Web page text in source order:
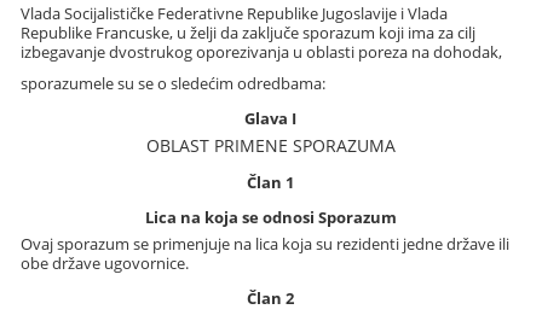
Vlada Socijalističke Federativne Republike Jugoslavije i Vlada
Republike Francuske, u želji da zaključe sporazum koji ima za cilj
izbegavanje dvostrukog oporezivanja u oblasti poreza na dohodak,
sporazumele su se o sledećim odredbama:
Glava I
OBLAST PRIMENE SPORAZUMA
Član 1
Lica na koja se odnosi Sporazum
Ovaj sporazum se primenjuje na lica koja su rezidenti jedne države ili
obe države ugovornice.
Član 2